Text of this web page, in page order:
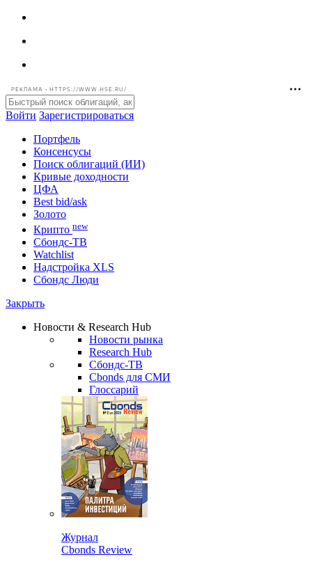
РЕКЛАМА • HTTPS://WWW.HSE.RU/
Войти Зарегистрироваться
Портфель
Консенсусы
Поиск облигаций (ИИ)
Кривые доходности
ЦФА
Best bid/ask
Золото
Крипто new
Сбондс-ТВ
Watchlist
Надстройка XLS
Сбондс Люди
Закрыть
Новости & Research Hub
Новости рынка
Research Hub
Сбондс-ТВ
Cbonds для СМИ
Глоссарий
Журнал
Cbonds Review